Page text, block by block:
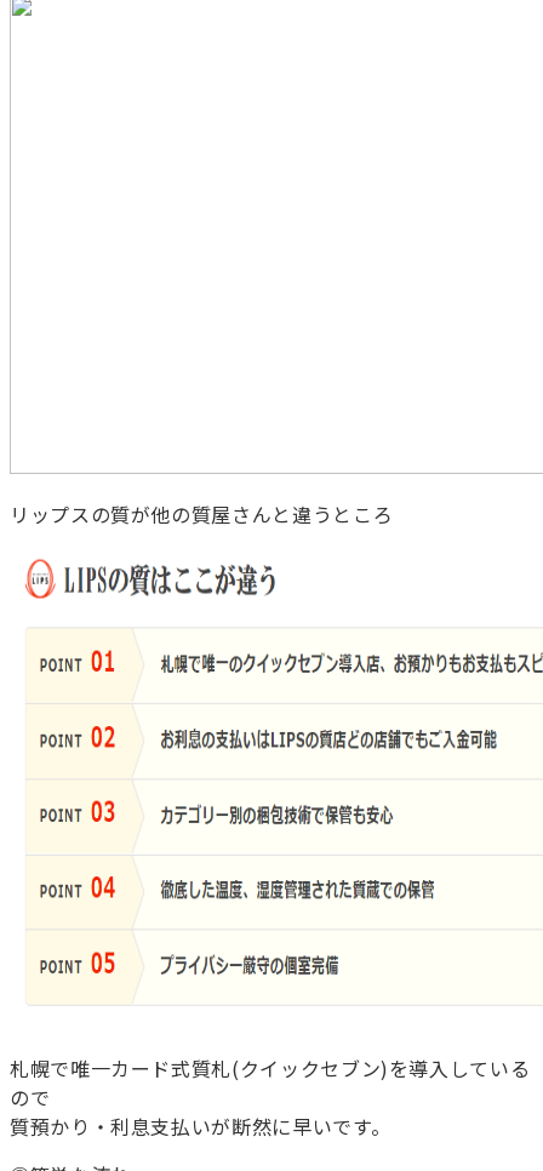
リップスの質が他の質屋さんと違うところ
札幌で唯一カード式質札(クイックセブン)を導入している
ので
質預かり・利息支払いが断然に早いです。